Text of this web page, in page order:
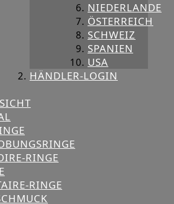
NIEDERLANDE
ÖSTERREICH
SCHWEIZ
SPANIEN
USA
HÄNDLER-LOGIN
RINGE
RINGE